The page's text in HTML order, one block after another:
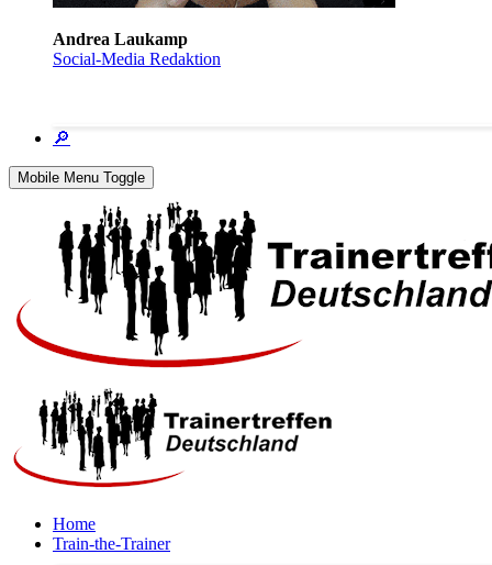
Andrea Laukamp
Social-Media Redaktion
🔎
Mobile Menu Toggle
Home
Train-the-Trainer